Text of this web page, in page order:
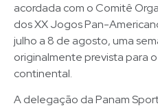
acordada com o Comitê
dos XX Jogos Pan-
julho a 8 de agosto, uma
originalmente prevista para
continental.
A delegação da Panam